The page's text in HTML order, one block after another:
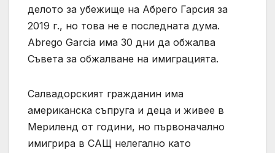
делото за убежище на Абрего Гарсия за
2019 г., но това не е последната дума.
Abrego Garcia има 30 дни да обжалва
Съвета за обжалване на имиграцията.
Салвадорският гражданин има
американска съпруга и деца и живее в
Мериленд от години, но първоначално
имигрира в САЩ нелегално като